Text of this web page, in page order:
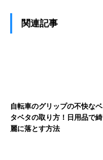
関連記事
自転車のグリップの不快なベ
タベタの取り方！日用品で綺
麗に落とす方法